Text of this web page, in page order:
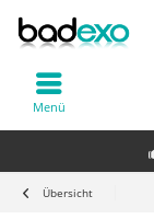
Menü
Übersicht